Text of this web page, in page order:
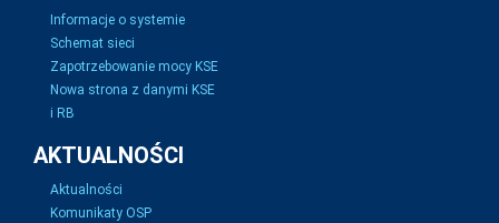
Informacje o systemie
Schemat sieci
Zapotrzebowanie mocy KSE
Nowa strona z danymi KSE
i RB
AKTUALNOŚCI
Aktualności
Komunikaty OSP